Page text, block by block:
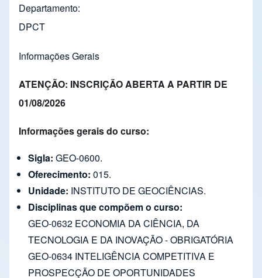
Departamento
DPCT
Informações Gerais
ATENÇÃO: INSCRIÇÃO ABERTA A PARTIR DE
01/08/2026
Informações gerais do curso:
Sigla: GEO-0600.
Oferecimento: 015.
Unidade: INSTITUTO DE GEOCIÊNCIAS.
Disciplinas que compõem o curso:
GEO-0632 ECONOMIA DA CIÊNCIA, DA
TECNOLOGIA E DA INOVAÇÃO - OBRIGATÓRIA
GEO-0634 INTELIGÊNCIA COMPETITIVA E
PROSPECÇÃO DE OPORTUNIDADES